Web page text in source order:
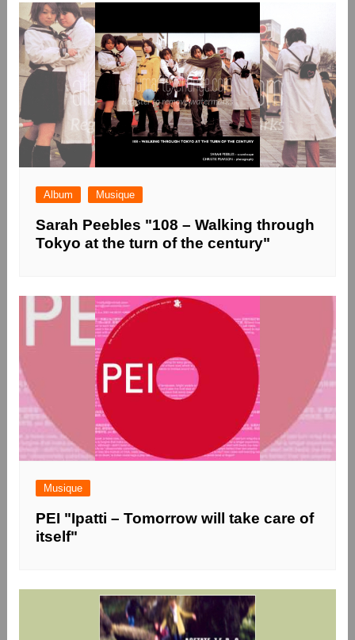
Album Musique
Sarah Peebles "108 – Walking through
Tokyo at the turn of the century"
Musique
PEI "Ipatti – Tomorrow will take care of
itself"